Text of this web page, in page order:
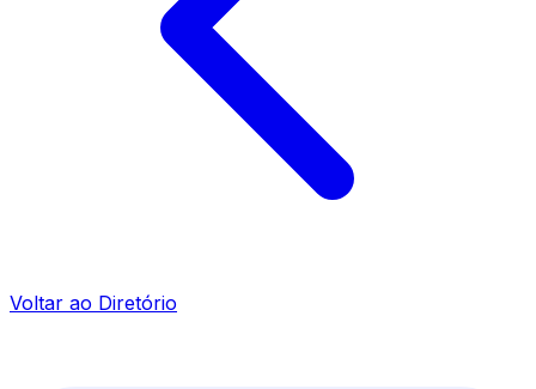
Voltar ao Diretório